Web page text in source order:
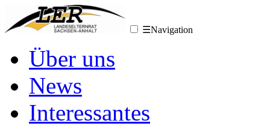
☰Navigation
Über uns
News
Interessantes